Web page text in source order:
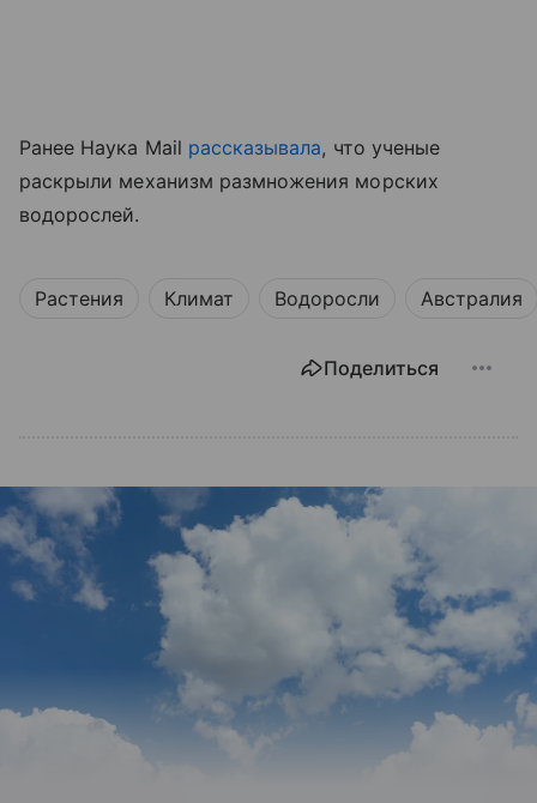
Ранее Наука Mail рассказывала, что ученые
раскрыли механизм размножения морских
водорослей.
Растения Климат Водоросли Австралия
Поделиться